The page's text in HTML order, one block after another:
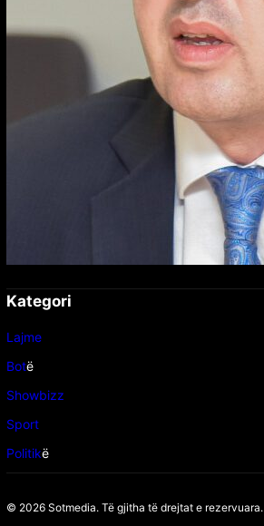
Kategori
Lajme
Botë
Showbizz
Sport
Politikë
© 2026 Sotmedia. Të gjitha të drejtat e rezervuara.